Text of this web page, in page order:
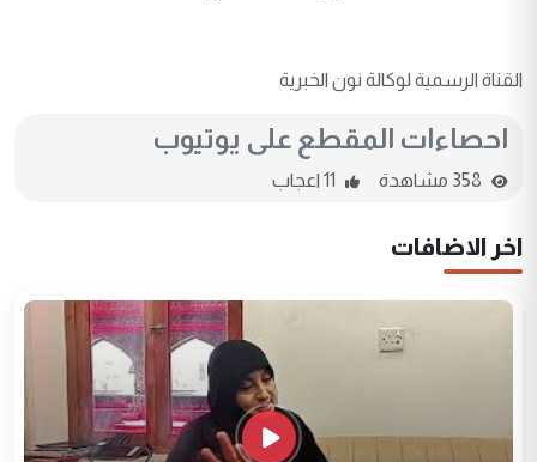
القناة الرسمية لوكالة نون الخبرية
احصاءات المقطع على يوتيوب
اخر الاضافات